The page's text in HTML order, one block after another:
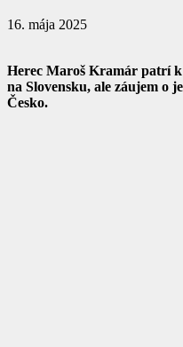
16. mája 2025
Herec Maroš Kramár patrí k
na Slovensku, ale záujem o
Česko.